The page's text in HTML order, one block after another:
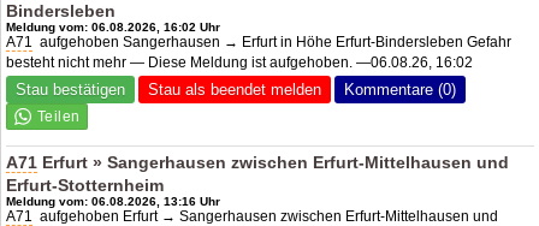
Bindersleben
Meldung vom: 06.08.2026, 16:02 Uhr
A71 aufgehoben Sangerhausen → Erfurt in Höhe Erfurt-Bindersleben Gefahr
besteht nicht mehr — Diese Meldung ist aufgehoben. —06.08.26, 16:02
Stau bestätigen Stau als beendet melden Kommentare (0)
A71 Erfurt » Sangerhausen zwischen Erfurt-Mittelhausen und
Erfurt-Stotternheim
Meldung vom: 06.08.2026, 13:16 Uhr
A71 aufgehoben Erfurt → Sangerhausen zwischen Erfurt-Mittelhausen und